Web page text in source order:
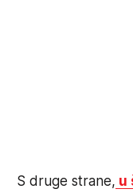
S druge strane, u